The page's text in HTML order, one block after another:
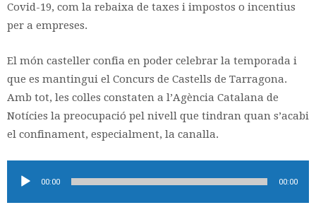
Covid-19, com la rebaixa de taxes i impostos o incentius
per a empreses.
El món casteller confia en poder celebrar la temporada i
que es mantingui el Concurs de Castells de Tarragona.
Amb tot, les colles constaten a l’Agència Catalana de
Notícies la preocupació pel nivell que tindran quan s’acabi
el confinament, especialment, la canalla.
d'àudio00:00 00:00